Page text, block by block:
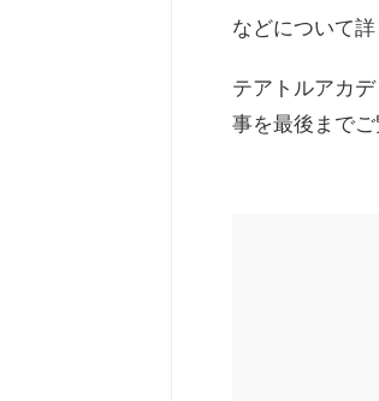
などについて詳
テアトルアカ
事を最後までご